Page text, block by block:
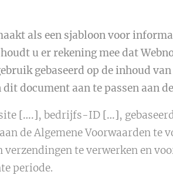
als een sjabloon voor
u er rekening mee dat
gebaseerd op de inhoud
document aan te passen aan
[….], bedrijfs-ID […],
de Algemene Voorwaarden te
te verwerken en
periode.